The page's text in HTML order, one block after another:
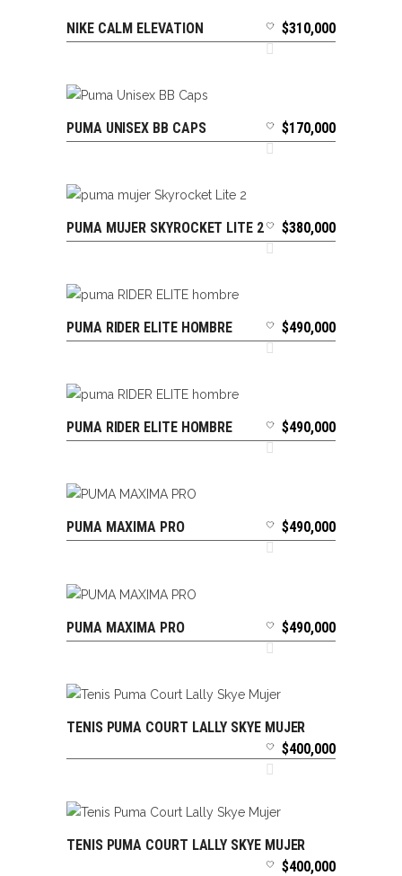
SELECCIONAR OPCIONES
NIKE CALM ELEVATION $310,000
AÑADIR AL CARRITO
PUMA UNISEX BB CAPS $170,000
SELECCIONAR OPCIONES
PUMA MUJER SKYROCKET LITE 2 $380,000
SELECCIONAR OPCIONES
PUMA RIDER ELITE HOMBRE $490,000
SELECCIONAR OPCIONES
PUMA RIDER ELITE HOMBRE $490,000
SELECCIONAR OPCIONES
PUMA MAXIMA PRO $490,000
SELECCIONAR OPCIONES
PUMA MAXIMA PRO $490,000
SELECCIONAR OPCIONES
TENIS PUMA COURT LALLY SKYE MUJER
$400,000
SELECCIONAR OPCIONES
TENIS PUMA COURT LALLY SKYE MUJER
$400,000